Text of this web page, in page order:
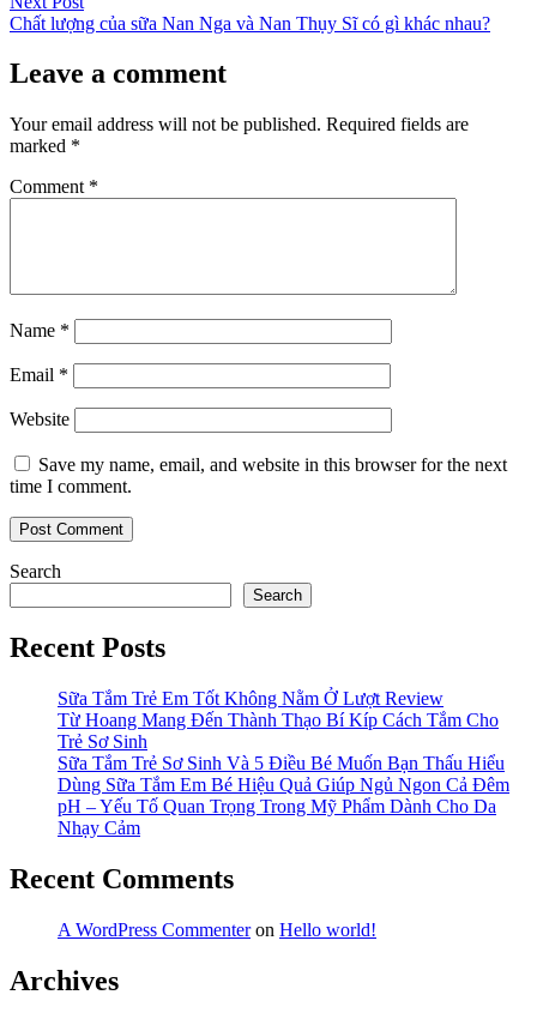
post:
Chất lượng của sữa Nan Nga và Nan Thụy Sĩ có gì khác nhau?
Leave a comment
Your email address will not be published. Required fields are
marked *
Comment *
Name *
Email *
Website
Save my name, email, and website in this browser for the next
time I comment.
Search
Search
Recent Posts
Sữa Tắm Trẻ Em Tốt Không Nằm Ở Lượt Review
Từ Hoang Mang Đến Thành Thạo Bí Kíp Cách Tắm Cho
Trẻ Sơ Sinh
Sữa Tắm Trẻ Sơ Sinh Và 5 Điều Bé Muốn Bạn Thấu Hiểu
Dùng Sữa Tắm Em Bé Hiệu Quả Giúp Ngủ Ngon Cả Đêm
pH – Yếu Tố Quan Trọng Trong Mỹ Phẩm Dành Cho Da
Nhạy Cảm
Recent Comments
A WordPress Commenteron Hello world!
Archives